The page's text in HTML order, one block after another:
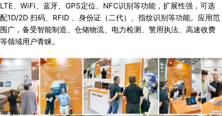
LTE、WiFi、蓝牙、GPS定位、NFC识别等功能，扩展性强，可选
配1D/2D 扫码、RFID 、身份证（二代）、指纹识别等功能。应用范
围广，备受智能制造、仓储物流、电力检测、警用执法、高速收费
等领域用户青睐。